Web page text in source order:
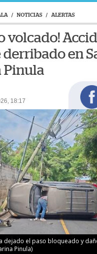
/ NOTICIAS / ALERTAS
volcado!
derribado en
Pinula
18:17
dejado el paso bloqueado y
Pinula)